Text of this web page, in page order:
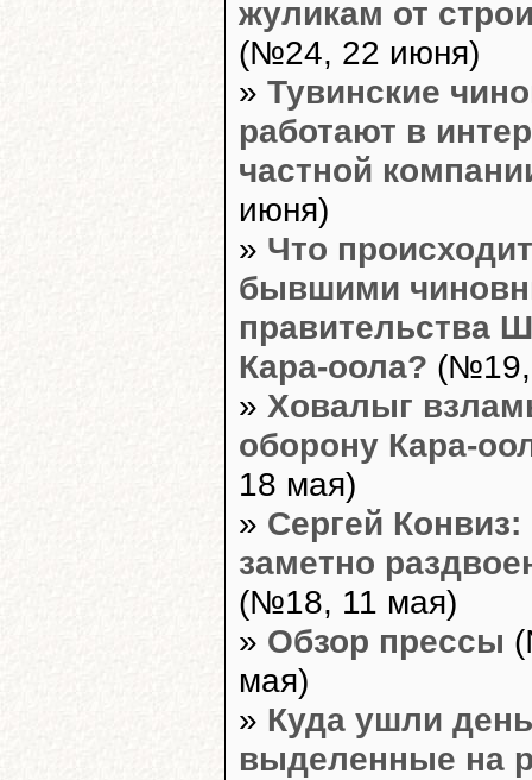
жуликам от
(№24, 22 июня)
» Тувинские
работают в
частной
июня)
» Что
бывшими
правительства
Кара-оола? (№19,
» Ховалыг
оборону Кара-
18 мая)
» Сергей
заметно
(№18, 11 мая)
» Обзор прессы
мая)
» Куда ушли
выделенные на